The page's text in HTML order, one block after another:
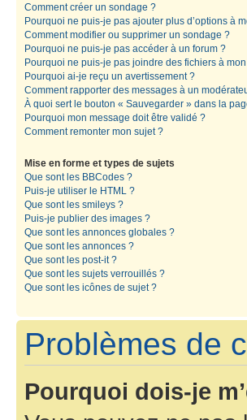
Comment créer un sondage ?
Pourquoi ne puis-je pas ajouter plus d’options à
Comment modifier ou supprimer un sondage ?
Pourquoi ne puis-je pas accéder à un forum ?
Pourquoi ne puis-je pas joindre des fichiers à
Pourquoi ai-je reçu un avertissement ?
Comment rapporter des messages à un
À quoi sert le bouton « Sauvegarder » dans la
Pourquoi mon message doit être validé ?
Comment remonter mon sujet ?
Mise en forme et types de sujets
Que sont les BBCodes ?
Puis-je utiliser le HTML ?
Que sont les smileys ?
Puis-je publier des images ?
Que sont les annonces globales ?
Que sont les annonces ?
Que sont les post-it ?
Que sont les sujets verrouillés ?
Que sont les icônes de sujet ?
Problèmes de
Pourquoi dois-je